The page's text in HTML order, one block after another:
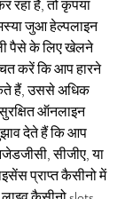
रहा है, तो कृपया
जुआ हेल्पलाइन
पैसे के लिए खेलने
करें कि आप हारने
हैं, उससे अधिक
ऑनलाइन
देते हैं कि आप
सीजीए, या
प्राप्त कैसीनो में